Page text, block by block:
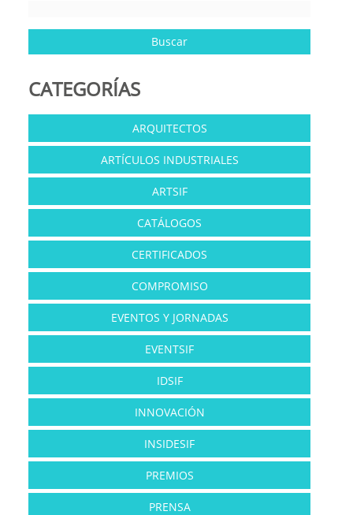
CATEGORÍAS
ARQUITECTOS
ARTÍCULOS INDUSTRIALES
ARTSIF
CATÁLOGOS
CERTIFICADOS
COMPROMISO
EVENTOS Y JORNADAS
EVENTSIF
IDSIF
INNOVACIÓN
INSIDESIF
PREMIOS
PRENSA